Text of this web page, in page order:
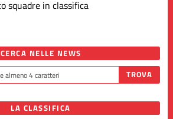
CERCA NELLE NEWS
LA CLASSIFICA